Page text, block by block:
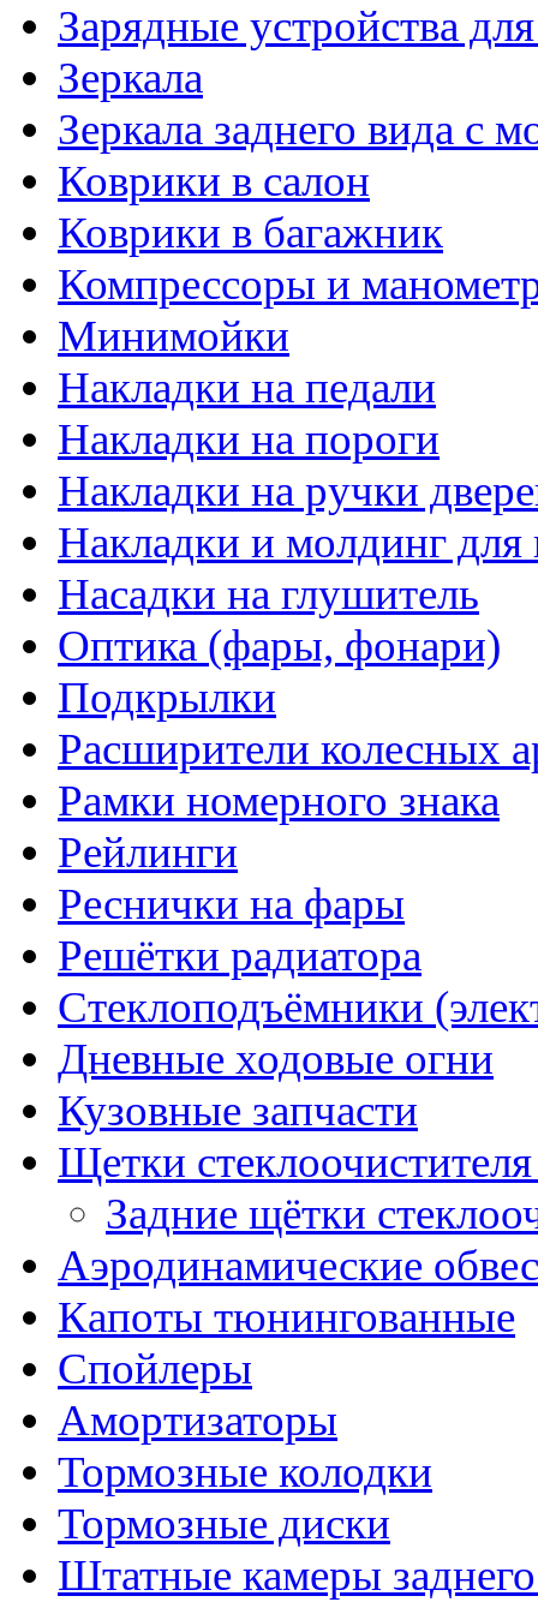
Зарядные устройства
Зеркала
Зеркала заднего вида с
Коврики в салон
Коврики в багажник
Компрессоры и
Минимойки
Накладки на педали
Накладки на пороги
Накладки на ручки
Накладки и молдинг для
Насадки на глушитель
Оптика (фары, фонари)
Подкрылки
Расширители колесных
Рамки номерного знака
Рейлинги
Реснички на фары
Решётки радиатора
Стеклоподъёмники
Дневные ходовые огни
Кузовные запчасти
Щетки
Задние щётки
Аэродинамические
Капоты тюнингованные
Спойлеры
Амортизаторы
Тормозные колодки
Тормозные диски
Штатные камеры